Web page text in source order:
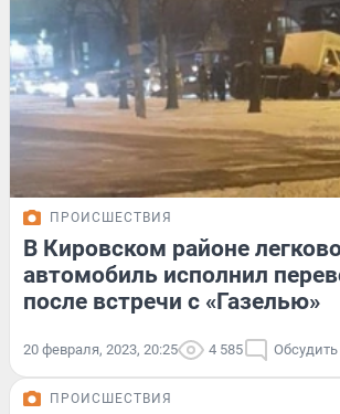
ПРОИСШЕСТВИЯ
В Кировском районе
автомобиль исполнил
после встречи с «Газелью»
20 февраля, 2023, 20:25 4 585 Обсудить
ПРОИСШЕСТВИЯ